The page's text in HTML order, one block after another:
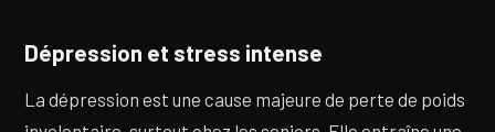
Dépression et stress intense
La dépression est une cause majeure de perte de poids